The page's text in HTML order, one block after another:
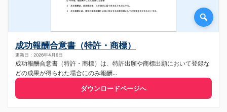
成功報酬合意書（特許・商標）
更新日：2026年4月9日
成功報酬合意書（特許・商標）は、特許出願や商標出願において登録な
どの成果が得られた場合にのみ報酬...
ダウンロードページへ